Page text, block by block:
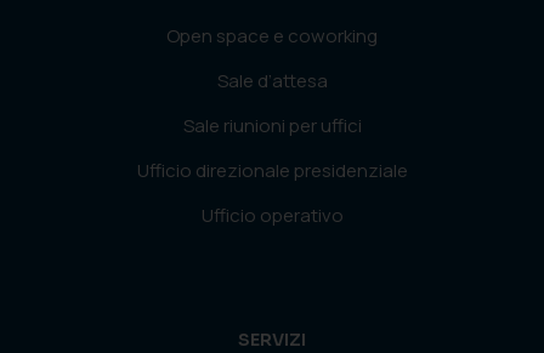
Open space e coworking
Sale d’attesa
Sale riunioni per uffici
Ufficio direzionale presidenziale
Ufficio operativo
SERVIZI